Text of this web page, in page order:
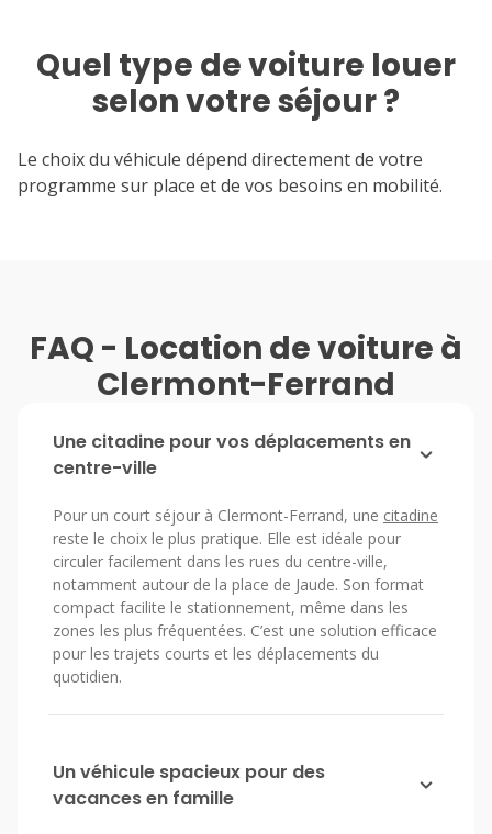
Quel type de voiture louer
selon votre séjour ?
Le choix du véhicule dépend directement de votre
programme sur place et de vos besoins en mobilité.
FAQ - Location de voiture à
Clermont-Ferrand
Une citadine pour vos déplacements en
centre-ville
Pour un court séjour à Clermont-Ferrand, une citadine
reste le choix le plus pratique. Elle est idéale pour
circuler facilement dans les rues du centre-ville,
notamment autour de la place de Jaude. Son format
compact facilite le stationnement, même dans les
zones les plus fréquentées. C’est une solution efficace
pour les trajets courts et les déplacements du
quotidien.
Un véhicule spacieux pour des
vacances en famille